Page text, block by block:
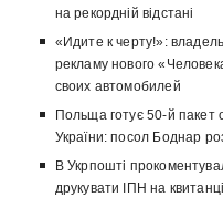
на рекордній відстані
«Идите к черту!»:
рекламу нового
своих автомобилей
Польща готує 50-й пакет
України: посол Боднар
В Укрпошті
друкувати ІПН на